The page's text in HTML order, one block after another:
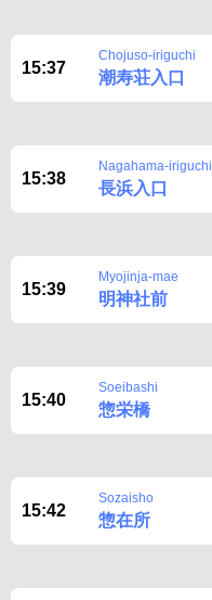
15:37
Chojuso-iriguchi
潮寿荘入口
15:38
Nagahama-iriguchi
長浜入口
15:39
Myojinja-mae
明神社前
15:40
Soeibashi
惣栄橋
15:42
Sozaisho
惣在所